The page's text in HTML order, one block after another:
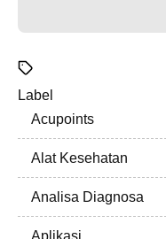
Label
Acupoints
Alat Kesehatan
Analisa Diagnosa
Aplikasi